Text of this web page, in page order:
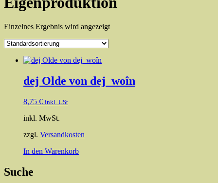
Einzelnes Ergebnis wird angezeigt
dej Olde von dej_woîn
8,75 € inkl. USt
inkl. MwSt.
zzgl. Versandkosten
In den Warenkorb
Suche